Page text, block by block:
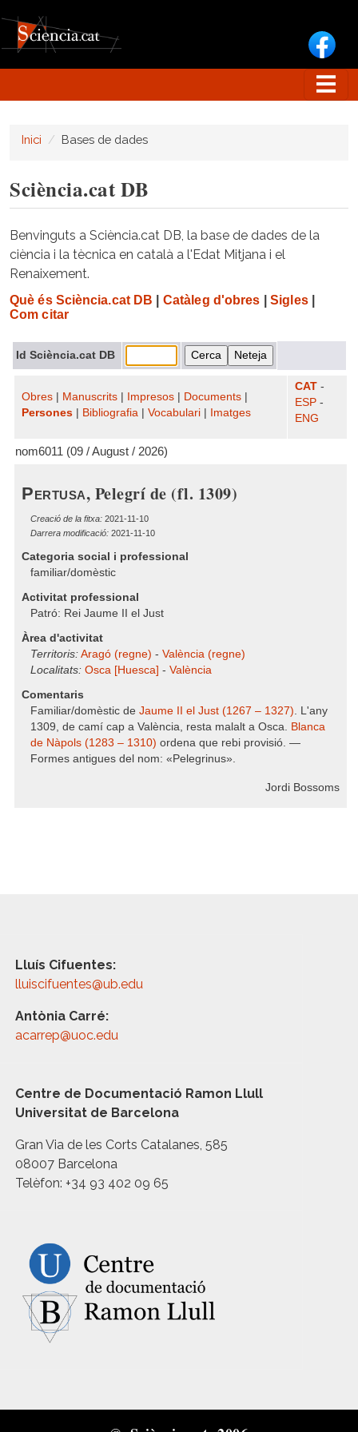
Inici Bases de dades
Sciència.cat DB
Benvinguts a Sciència.cat DB, la base de dades de la
ciència i la tècnica en català a l'Edat Mitjana i el
Renaixement.
Què és Sciència.cat DB Catàleg d'obres Sigles|
Com citar
Id Sciència.cat DB
Obres Manuscrits Impresos Documents
Persones
Bibliografia Vocabulari Imatges
CAT -
ESP -
ENG
nom6011 (09 / August / 2026)
Pertusa, Pelegrí de (fl. 1309)
Creació de la fitxa: 2021-11-10
Darrera modificació: 2021-11-10
Categoria social i professional
familiar/domèstic
Activitat professional
Patró: Rei Jaume II el Just
Àrea d'activitat
Territoris: Aragó (regne) - València (regne)
Localitats: Osca [Huesca] - València
Comentaris
Familiar/domèstic de Jaume II el Just (1267 – 1327). L'any
1309, de camí cap a València, resta malalt a Osca. Blanca
de Nàpols (1283 – 1310) ordena que rebi provisió. —
Formes antigues del nom: «Pelegrinus».
Jordi Bossoms
Lluís Cifuentes:
lluiscifuentes@ub.edu
Antònia Carré:
acarrep@uoc.edu
Centre de Documentació Ramon Llull
Universitat de Barcelona
Gran Via de les Corts Catalanes, 585
08007 Barcelona
Telèfon: +34 93 402 09 65